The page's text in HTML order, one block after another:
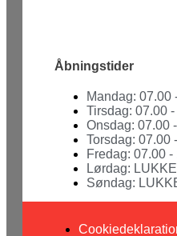
Åbningstider
Mandag: 07.00
Tirsdag: 07.00
Onsdag: 07.00
Torsdag: 07.00
Fredag: 07.00 -
Lørdag:
Søndag: